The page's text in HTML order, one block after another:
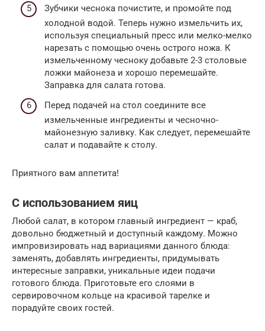
Зубчики чеснока почистите, и промойте под
холодной водой. Теперь нужно измельчить их,
используя специальный пресс или мелко-мелко
нарезать с помощью очень острого ножа. К
измельченному чесноку добавьте 2-3 столовые
ложки майонеза и хорошо перемешайте.
Заправка для салата готова.
Перед подачей на стол соедините все
измельченные ингредиенты и чесночно-
майонезную заливку. Как следует, перемешайте
салат и подавайте к столу.
Приятного вам аппетита!
С использованием яиц
Любой салат, в котором главный ингредиент — краб,
довольно бюджетный и доступный каждому. Можно
импровизировать над вариациями данного блюда:
заменять, добавлять ингредиенты, придумывать
интересные заправки, уникальные идеи подачи
готового блюда. Приготовьте его слоями в
сервировочном кольце на красивой тарелке и
порадуйте своих гостей.